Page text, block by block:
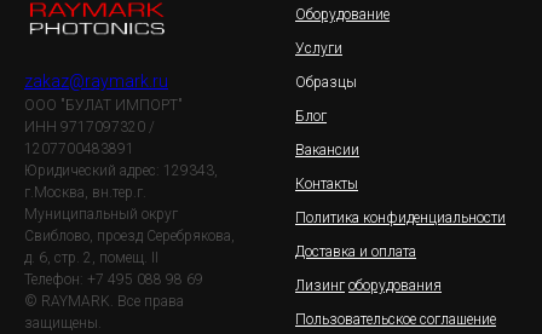
zakaz@raymark.ru
ООО "БУЛАТ ИМПОРТ"
ИНН 9717097320 /
1207700483891
Юридический адрес: 129343,
г.Москва, вн.тер.г.
Муниципальный округ
Свиблово, проезд Серебрякова,
д. 6, стр. 2, помещ. II
Телефон: +7 495 088 98 69
© RAYMARK. Все права
защищены.
Оборудование
Услуги
Образцы
Блог
Вакансии
Контакты
Политика конфиденциальности
Доставка и оплата
Лизинг оборудования
Пользовательское соглашение